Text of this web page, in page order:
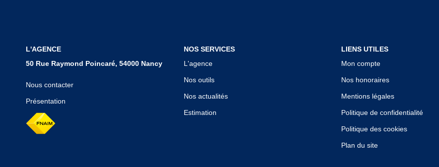
L'AGENCE
50 Rue Raymond Poincaré, 54000 Nancy
Nous contacter
Présentation
NOS SERVICES
L'agence
Nos outils
Nos actualités
Estimation
LIENS UTILES
Mon compte
Nos honoraires
Mentions légales
Politique de confidentialité
Politique des cookies
Plan du site